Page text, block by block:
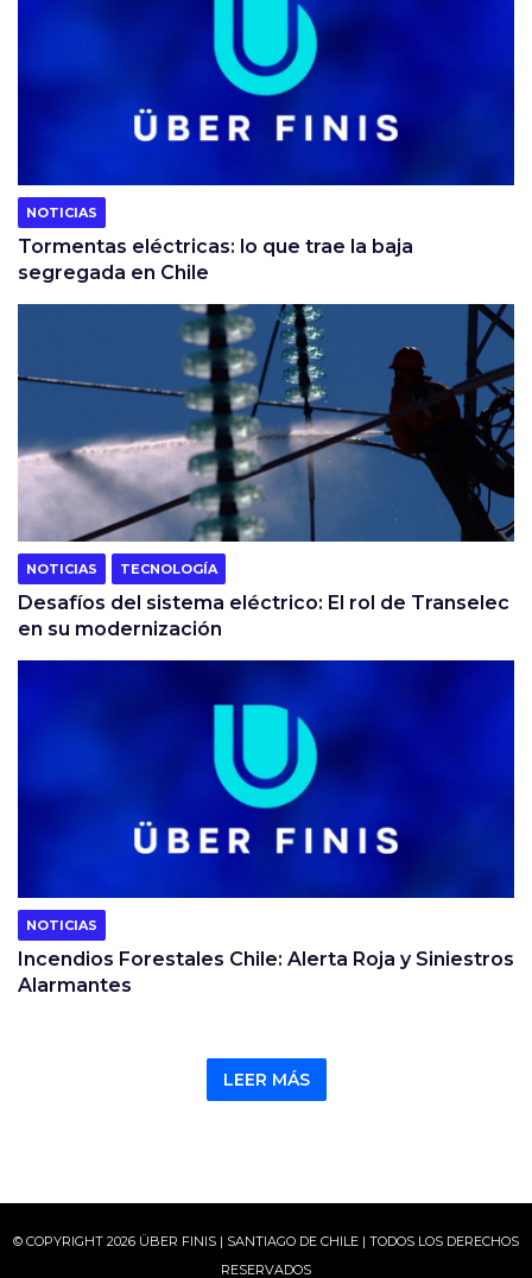
NOTICIAS
Tormentas eléctricas: lo que trae la baja
segregada en Chile
NOTICIAS TECNOLOGÍA
Desafíos del sistema eléctrico: El rol de Transelec
en su modernización
NOTICIAS
Incendios Forestales Chile: Alerta Roja y Siniestros
Alarmantes
LEER MÁS
© COPYRIGHT 2026 ÜBER FINIS | SANTIAGO DE CHILE | TODOS LOS DERECHOS
RESERVADOS